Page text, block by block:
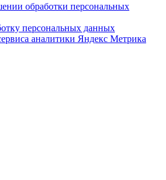
обработки персональных
персональных данных
аналитики Яндекс Метрика